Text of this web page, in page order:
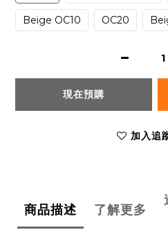
Beige OC10 OC20
現在預購
加入追
商品描述 了解更多